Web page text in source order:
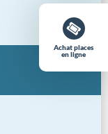
Achat places
en ligne